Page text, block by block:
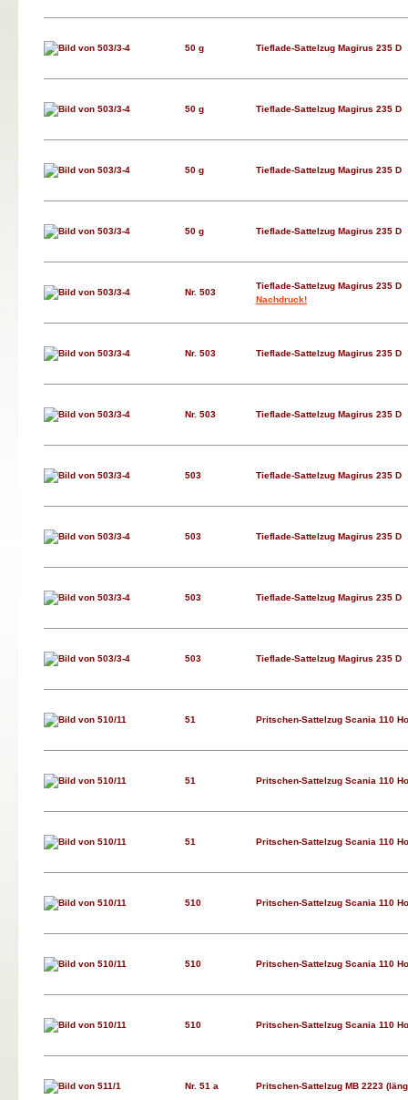
50 g Tieflade-Sattelzug Magirus 235 D
50 g Tieflade-Sattelzug Magirus 235 D
50 g Tieflade-Sattelzug Magirus 235 D
50 g Tieflade-Sattelzug Magirus 235 D
Nr. 503
Tieflade-Sattelzug Magirus 235 D
Nachdruck!
Nr. 503 Tieflade-Sattelzug Magirus 235 D
Nr. 503 Tieflade-Sattelzug Magirus 235 D
503 Tieflade-Sattelzug Magirus 235 D
503 Tieflade-Sattelzug Magirus 235 D
503 Tieflade-Sattelzug Magirus 235 D
503 Tieflade-Sattelzug Magirus 235 D
51 Pritschen-Sattelzug Scania 110
51 Pritschen-Sattelzug Scania 110
51 Pritschen-Sattelzug Scania 110
510 Pritschen-Sattelzug Scania 110
510 Pritschen-Sattelzug Scania 110
510 Pritschen-Sattelzug Scania 110
Nr. 51 a Pritschen-Sattelzug MB 2223